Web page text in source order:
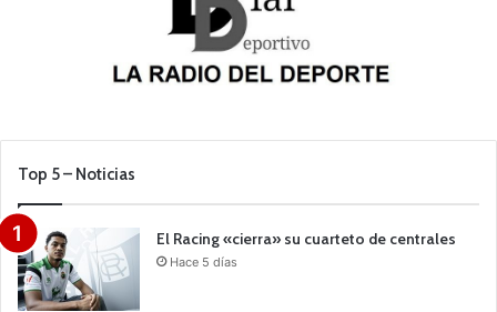
Top 5 – Noticias
El Racing «cierra» su cuarteto de centrales
Hace 5 días